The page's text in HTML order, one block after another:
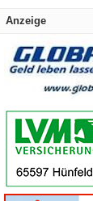
Anzeige